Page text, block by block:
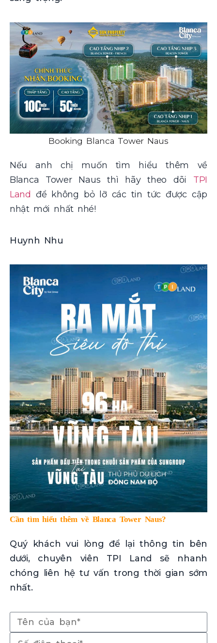
Booking Blanca Tower Naus
Nếu anh chị muốn tìm hiểu thêm về
Blanca Tower Naus thì hãy theo dõi TPI
Land để không bỏ lỡ các tin tức được cập
nhật mới nhất nhé!
Huynh Nhu
Cần tìm hiểu thêm về Blanca Tower Naus?
Quý khách vui lòng để lại thông tin bên
dưới, chuyên viên TPI Land sẽ nhanh
chóng liên hệ tư vấn trong thời gian sớm
nhất.